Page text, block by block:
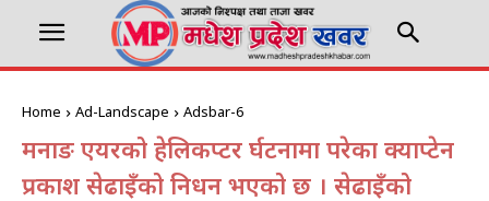
Home Ad-Landscape Adsbar-6
मनाङ एयरको हेलिकप्टर दुर्घटनामा परेका क्याप्टेन
प्रकाश सेढाइँको निधन भएको छ । सेढाइँको